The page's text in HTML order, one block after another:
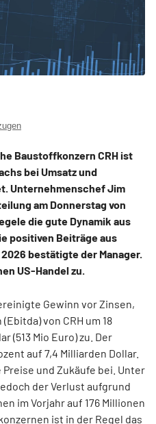
Baustoffkonzern CRHist
bei Umsatz und
Unternehmenschef Jim
am Donnerstag von
die gute Dynamik aus
positiven Beiträge aus
bestätigte der Manager.
US-Handel zu.
Gewinn vor Zinsen,
von CRH um 18
(513 Mio Euro) zu. Der
auf 7,4 Milliarden Dollar.
und Zukäufe bei. Unter
der Verlust aufgrund
im Vorjahr auf 176 Millionen
ist in der Regel das